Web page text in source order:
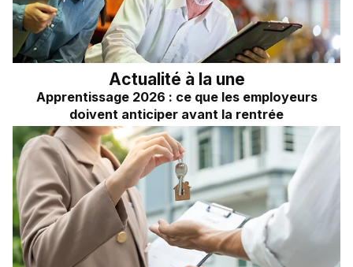
Actualité à la une
Apprentissage 2026 : ce que les employeurs
doivent anticiper avant la rentrée